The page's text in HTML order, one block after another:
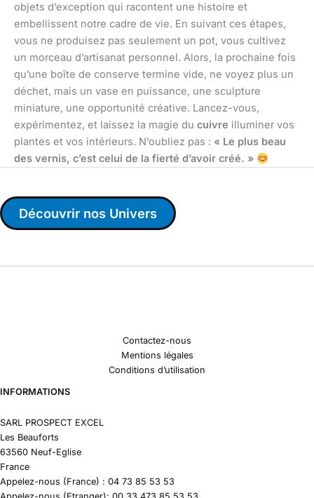
objets d’exception qui racontent une histoire et
embellissent notre cadre de vie. En suivant ces étapes,
vous ne produisez pas seulement un pot, vous cultivez
un morceau d’artisanat personnel. Alors, la prochaine fois
qu’une boîte de conserve termine vide, ne voyez plus un
déchet, mais un vase en puissance, une sculpture
miniature, une opportunité créative. Lancez-vous,
expérimentez, et laissez la magie du cuivre illuminer vos
plantes et vos intérieurs. N’oubliez pas : « Le plus beau
des vernis, c’est celui de la fierté d’avoir créé. »
Découvrir nos Univers
Contactez-nous
Mentions légales
Conditions d’utilisation
INFORMATIONS
SARL PROSPECT EXCEL
Les Beauforts
63560 Neuf-Eglise
France
Appelez-nous (France) : 04 73 85 53 53